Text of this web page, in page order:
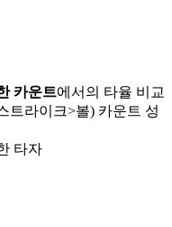
카운트에서의 타율 비교
트라이크>볼) 카운트 성
타자